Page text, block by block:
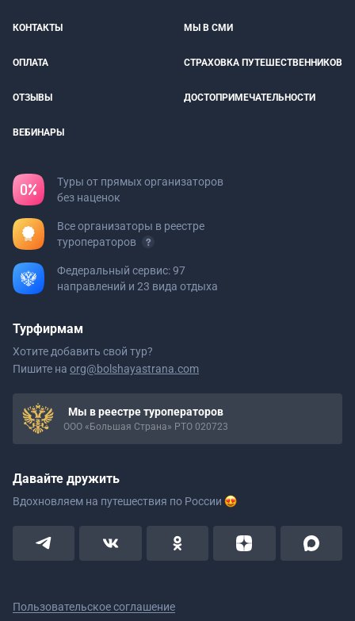
КОНТАКТЫ МЫ В СМИ
ОПЛАТА СТРАХОВКА ПУТЕШЕСТВЕННИКОВ
ОТЗЫВЫ ДОСТОПРИМЕЧАТЕЛЬНОСТИ
ВЕБИНАРЫ
Туры от прямых организаторов
без наценок
Все организаторы в реестре
туроператоров
Федеральный сервис: 97
направлений и 23 вида отдыха
Турфирмам
Хотите добавить свой тур?
Пишите на org@bolshayastrana.com
Мы в реестре туроператоров
ООО «Большая Страна» РТО 020723
Давайте дружить
Вдохновляем на путешествия по России
Пользовательское соглашение